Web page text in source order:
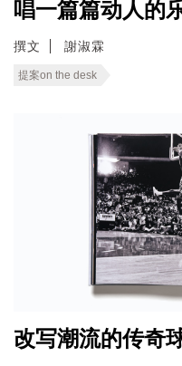
唱一篇篇动人的
撰文 謝淑霖
提案on the desk
改写潮流的传奇